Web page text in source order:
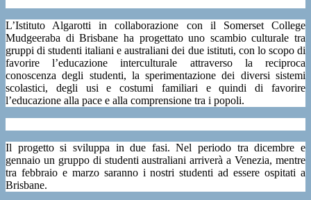
L’Istituto Algarotti in collaborazione con il Somerset College
Mudgeeraba di Brisbane ha progettato uno scambio culturale tra
gruppi di studenti italiani e australiani dei due istituti, con lo scopo di
favorire l’educazione interculturale attraverso la reciproca
conoscenza degli studenti, la sperimentazione dei diversi sistemi
scolastici, degli usi e costumi familiari e quindi di favorire
l’educazione alla pace e alla comprensione tra i popoli.
Il progetto si sviluppa in due fasi. Nel periodo tra dicembre e
gennaio un gruppo di studenti australiani arriverà a Venezia, mentre
tra febbraio e marzo saranno i nostri studenti ad essere ospitati a
Brisbane.